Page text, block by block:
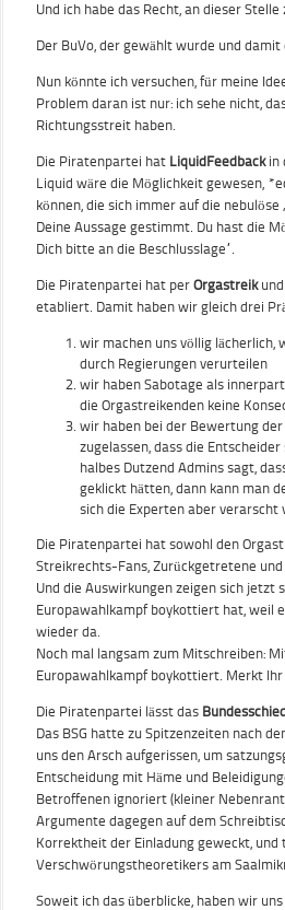
Und ich habe das Recht, an dieser
Der BuVo, der gewählt wurde und
Nun könnte ich versuchen, für meine
Problem daran ist nur: ich sehe nicht,
Richtungsstreit haben.
Die Piratenpartei hat LiquidFeedbackin
Liquid wäre die Möglichkeit gewesen,
können, die sich immer auf die nebulöse
Deine Aussage gestimmt. Du hast die
Dich bitte an die Beschlusslage“.
Die Piratenpartei hat per Orgastreikund
etabliert. Damit haben wir gleich drei
wir machen uns völlig
durch Regierungen verurteilen
wir haben Sabotage als
die Orgastreikenden keine
wir haben bei der Bewertung
zugelassen, dass die
halbes Dutzend Admins sagt,
geklickt hätten, dann kann man
sich die Experten aber verarscht
Die Piratenpartei hat sowohl den
Streikrechts-Fans, Zurückgetretene
Und die Auswirkungen zeigen sich jetzt
Europawahlkampf boykottiert hat, weil
wieder da.
Noch mal langsam zum Mitschreiben:
Europawahlkampf boykottiert. Merkt Ihr
Die Piratenpartei lässt das
Das BSG hatte zu Spitzenzeiten nach
uns den Arsch aufgerissen, um
Entscheidung mit Häme und
Betroffenen ignoriert (kleiner
Argumente dagegen auf dem
Korrektheit der Einladung geweckt,
Verschwörungstheoretikers am
Soweit ich das überblicke, haben wir